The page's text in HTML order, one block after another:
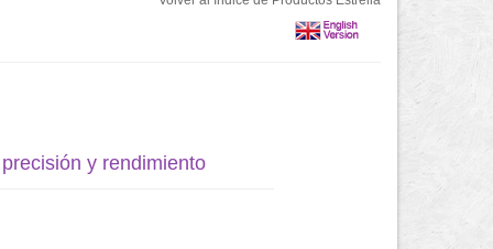
y rendimiento